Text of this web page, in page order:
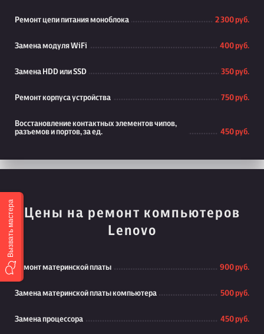
Ремонт цепи питания моноблока 2 300 руб.
Замена модуля WiFi 400 руб.
Замена HDD или SSD 350 руб.
Ремонт корпуса устройства 750 руб.
Восстановление контактных элементов чипов,
разъемов и портов, за ед.
450 руб.
Цены на ремонт компьютеров
Lenovo
Ремонт материнской платы 900 руб.
Замена материнской платы компьютера 500 руб.
Замена процессора 450 руб.
Вызвать мастера